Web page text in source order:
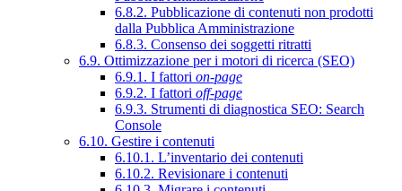
6.8.2. Pubblicazione di contenuti non prodotti
dalla Pubblica Amministrazione
6.8.3. Consenso dei soggetti ritratti
6.9. Ottimizzazione per i motori di ricerca (SEO)
6.9.1. I fattori on-page
6.9.2. I fattori off-page
6.9.3. Strumenti di diagnostica SEO: Search
Console
6.10. Gestire i contenuti
6.10.1. L’inventario dei contenuti
6.10.2. Revisionare i contenuti